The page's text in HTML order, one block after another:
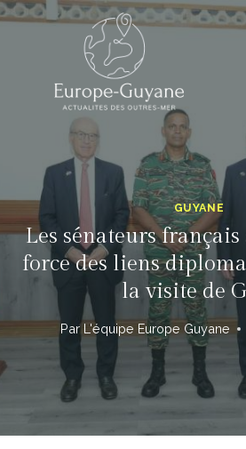
Skip
GUYANE
Les sénateurs
force des liens
la visite de
Par L'équipe Europe Guyane